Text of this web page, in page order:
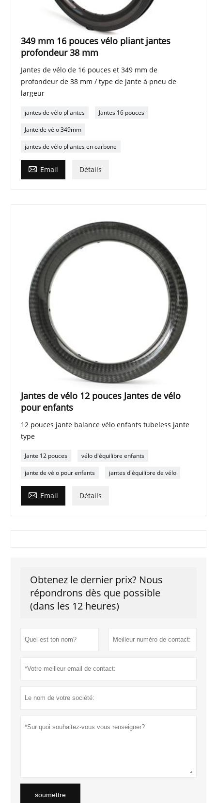
349 mm 16 pouces vélo pliant jantes
profondeur 38 mm
Jantes de vélo de 16 pouces et 349 mm de
profondeur de 38 mm / type de jante à pneu de
largeur
jantes de vélo pliantes Jantes 16 pouces
Jante de vélo 349mm
jantes de vélo pliantes en carbone
 Email Détails
Jantes de vélo 12 pouces Jantes de vélo
pour enfants
12 pouces jante balance vélo enfants tubeless jante
type
Jante 12 pouces vélo d'équilibre enfants
jante de vélo pour enfants jantes d'équilibre de vélo
 Email Détails
Obtenez le dernier prix? Nous
répondrons dès que possible
(dans les 12 heures)
soumettre